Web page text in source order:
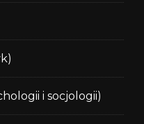
i socjologii)